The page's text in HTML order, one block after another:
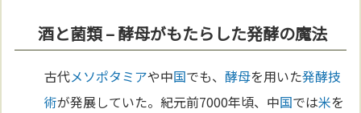
酒と菌類 – 酵母がもたらした発酵の魔法
古代メソポタミアや中国でも、酵母を用いた発酵技
術が発展していた。紀元前7000年頃、中国では米を